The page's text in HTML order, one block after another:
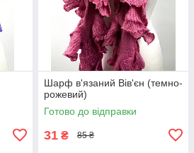
Шарф в'язаний Вів'єн (темно-
рожевий)
Готово до відправки
31 ₴ 85 ₴